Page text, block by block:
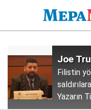
Joe
Filistin
Yazarın